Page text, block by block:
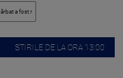
STIRILE DE LA ORA 13:00